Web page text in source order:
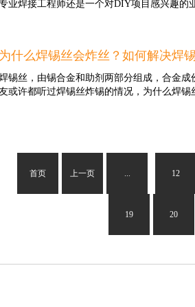
等，可能需要使用...
您可以使用洗洁精或酒精等清洁剂进行清洁
锡丝。例如，焊接电子元器件时，一般使
件时，则需要更厚的焊锡...
业焊接工程师还是一个对DIY项目感兴趣的
线。它的外观类似于细长的铅笔芯，常用的规
可以根据不同的用途和焊接需求而有所变化
性能，如提高导电性、强度和耐腐蚀性。焊
氧化物。此外，热量是焊接的重要因素之一
坏工件或焊接不牢固。当您使用焊锡丝进行
为什么焊锡丝会炸丝？如何解决焊
锡丝，由锡合金和助剂两部分组成，合金
或许都听过焊锡丝炸锡的情况，为什么焊锡
些城市，潮湿的天气里空气中都存在水份，
于锡线的结构造成的。只有认识到这一点才
首页 上一页 ... 12
19 20